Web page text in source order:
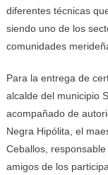
diferentes técnicas
siendo uno de los
comunidades
Para la entrega de
alcalde del municipio
acompañado de
Negra Hipólita, el
Ceballos,
amigos de los